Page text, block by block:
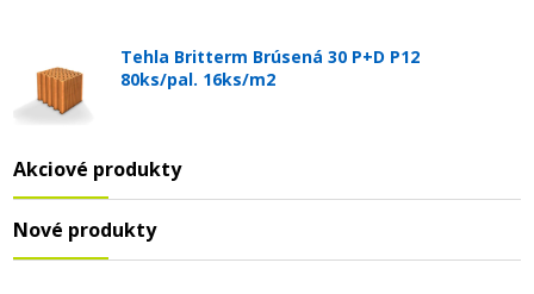
Tehla Britterm Brúsená 30 P+D P12
80ks/pal. 16ks/m2
Akciové produkty
Nové produkty